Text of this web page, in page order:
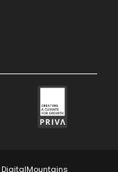
DigitalMountains